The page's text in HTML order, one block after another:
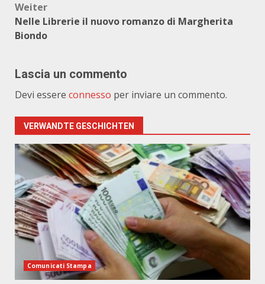
Weiter
Nelle Librerie il nuovo romanzo di Margherita
Biondo
Lascia un commento
Devi essere connesso per inviare un commento.
VERWANDTE GESCHICHTEN
Comunicati Stampa